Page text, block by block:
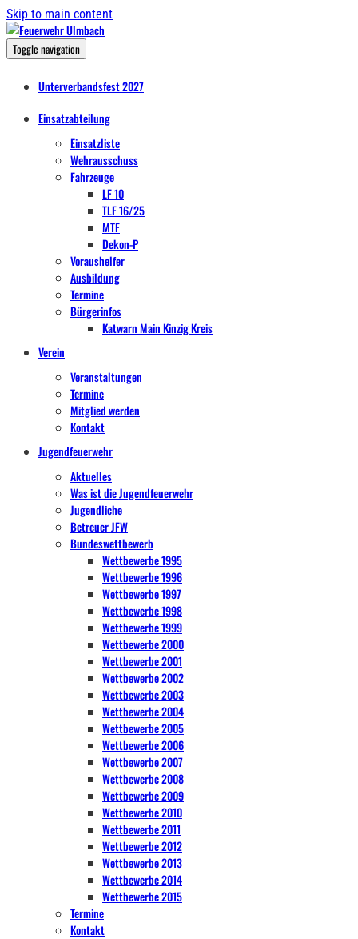
Skip to main content
Toggle navigation
Unterverbandsfest 2027
Einsatzabteilung
Einsatzliste
Wehrausschuss
Fahrzeuge
LF 10
TLF 16/25
MTF
Dekon-P
Voraushelfer
Ausbildung
Termine
Bürgerinfos
Katwarn Main Kinzig Kreis
Verein
Veranstaltungen
Termine
Mitglied werden
Kontakt
Jugendfeuerwehr
Aktuelles
Was ist die Jugendfeuerwehr
Jugendliche
Betreuer JFW
Bundeswettbewerb
Wettbewerbe 1995
Wettbewerbe 1996
Wettbewerbe 1997
Wettbewerbe 1998
Wettbewerbe 1999
Wettbewerbe 2000
Wettbewerbe 2001
Wettbewerbe 2002
Wettbewerbe 2003
Wettbewerbe 2004
Wettbewerbe 2005
Wettbewerbe 2006
Wettbewerbe 2007
Wettbewerbe 2008
Wettbewerbe 2009
Wettbewerbe 2010
Wettbewerbe 2011
Wettbewerbe 2012
Wettbewerbe 2013
Wettbewerbe 2014
Wettbewerbe 2015
Termine
Kontakt